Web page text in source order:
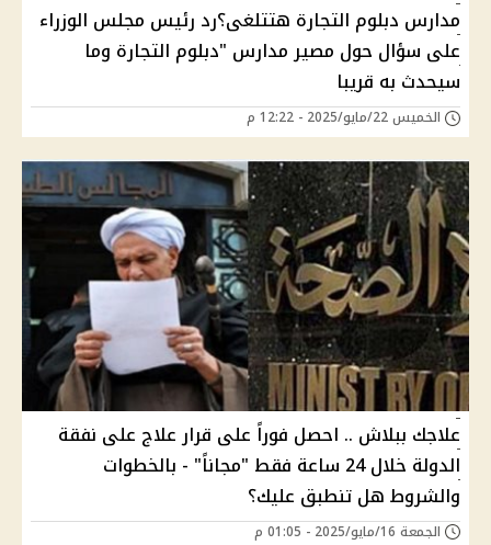
مدارس دبلوم التجارة هتتلغى؟رد رئيس مجلس الوزراء
على سؤال حول مصير مدارس "دبلوم التجارة وما
سيحدث به قريبا
الخميس 22/مايو/2025 - 12:22 م
علاجك ببلاش .. احصل فوراً على قرار علاج على نفقة
الدولة خلال 24 ساعة فقط "مجاناً" - بالخطوات
والشروط هل تنطبق عليك؟
الجمعة 16/مايو/2025 - 01:05 م